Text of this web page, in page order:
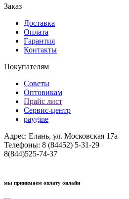
Заказ
Доставка
Оплата
Гарантия
Контакты
Покупателям
Советы
Оптовикам
Прайс лист
Сервис-центр
paygine
Адрес: Елань, ул. Московская 17а
Телефоны: 8 (84452) 5-31-29
8(844)525-74-37
мы принимаем оплату онлайн